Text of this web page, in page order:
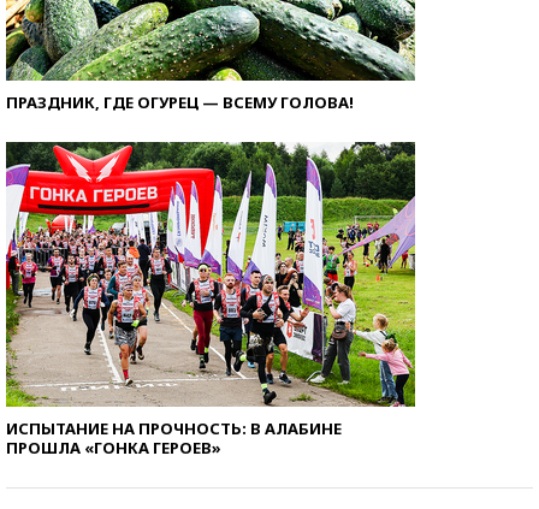
ПРАЗДНИК, ГДЕ ОГУРЕЦ — ВСЕМУ ГОЛОВА!
ИСПЫТАНИЕ НА ПРОЧНОСТЬ: В АЛАБИНЕ
ПРОШЛА «ГОНКА ГЕРОЕВ»